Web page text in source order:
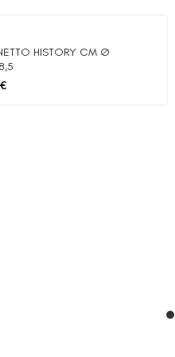
HISTORY CM Ø
€